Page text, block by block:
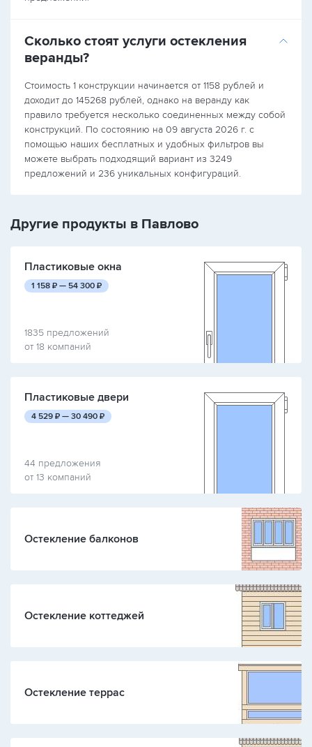
Сколько стоят услуги остекления
веранды?
Стоимость 1 конструкции начинается от 1158 рублей и
доходит до 145268 рублей, однако на веранду как
правило требуется несколько соединенных между собой
конструкций. По состоянию на 09 августа 2026 г. с
помощью наших бесплатных и удобных фильтров вы
можете выбрать подходящий вариант из 3249
предложений и 236 уникальных конфигураций.
Другие продукты в Павлово
Пластиковые окна
1 158 руб.
₽ — 54 300 руб.
₽
1835 предложений
от 18 компаний
Пластиковые двери
4 529 руб.
₽ — 30 490 руб.
₽
44 предложения
от 13 компаний
Остекление балконов
Остекление коттеджей
Остекление террас